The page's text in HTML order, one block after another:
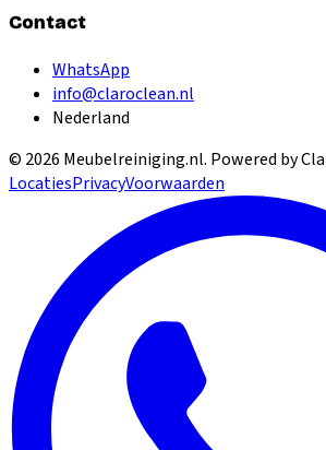
Contact
WhatsApp
info@claroclean.nl
Nederland
© 2026 Meubelreiniging.nl. Powered by
LocatiesPrivacyVoorwaarden